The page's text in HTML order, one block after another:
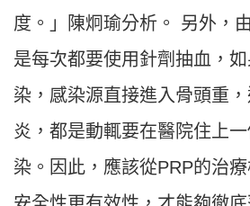
度。」陳炯瑜分析。 另外，
是每次都要使用針劑抽血，
染，感染源直接進入骨頭重
炎，都是動輒要在醫院住上
染。因此，應該從PRP的治